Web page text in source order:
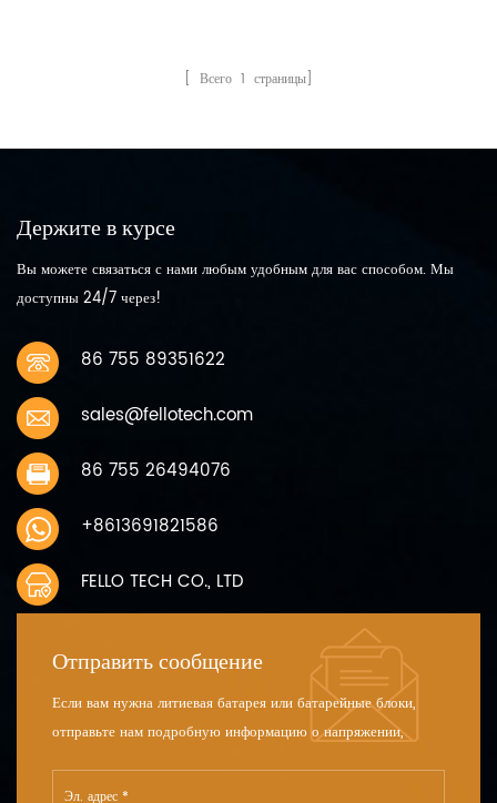
[ Всего 1 страницы]
Держите в курсе
Вы можете связаться с нами любым удобным для вас способом. Мы
доступны 24/7 через!
86 755 89351622
sales@fellotech.com
86 755 26494076
+8613691821586
FELLO TECH CO., LTD
Отправить сообщение
Если вам нужна литиевая батарея или батарейные блоки,
отправьте нам подробную информацию о напряжении,